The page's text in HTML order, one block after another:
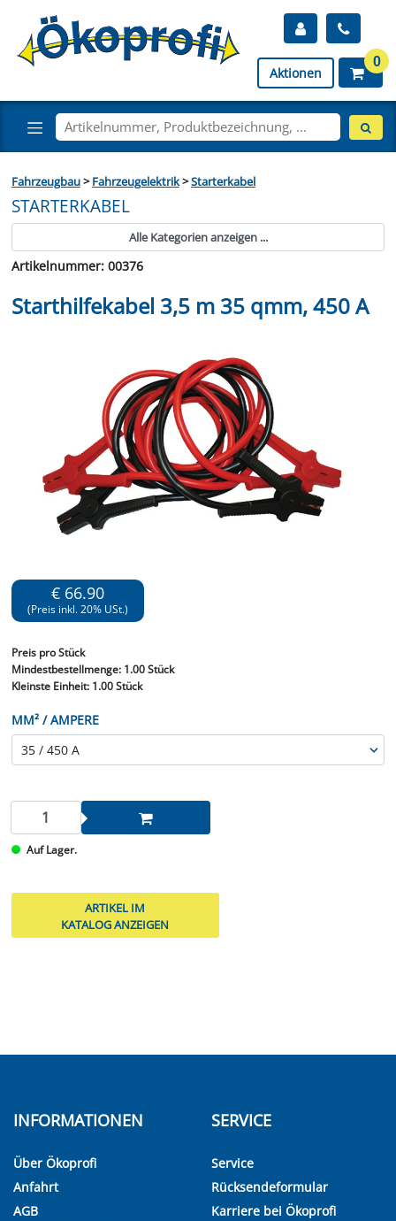
Aktionen
0
Fahrzeugbau>Fahrzeugelektrik>Starterkabel
STARTERKABEL
Alle Kategorien anzeigen ...
Artikelnummer: 00376
Starthilfekabel 3,5 m 35 qmm, 450 A
€ 66.90
(Preis inkl. 20% USt.)
Preis pro Stück
Mindestbestellmenge: 1.00 Stück
Kleinste Einheit:1.00 Stück
MM² / AMPERE
Auf Lager.
ARTIKEL IM
KATALOG ANZEIGEN
INFORMATIONEN
Über Ökoprofi
Anfahrt
AGB
SERVICE
Service
Rücksendeformular
Karriere bei Ökoprofi